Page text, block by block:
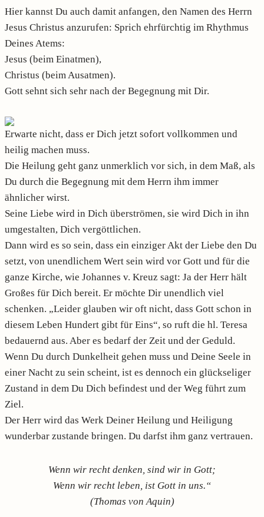
Hier kannst Du auch damit anfangen, den Namen des Herrn
Jesus Christus anzurufen: Sprich ehrfürchtig im Rhythmus
Deines Atems:
Jesus (beim Einatmen),
Christus (beim Ausatmen).
Gott sehnt sich sehr nach der Begegnung mit Dir.
Erwarte nicht, dass er Dich jetzt sofort vollkommen und
heilig machen muss.
Die Heilung geht ganz unmerklich vor sich, in dem Maß, als
Du durch die Begegnung mit dem Herrn ihm immer
ähnlicher wirst.
Seine Liebe wird in Dich überströmen, sie wird Dich in ihn
umgestalten, Dich vergöttlichen.
Dann wird es so sein, dass ein einziger Akt der Liebe den Du
setzt, von unendlichem Wert sein wird vor Gott und für die
ganze Kirche, wie Johannes v. Kreuz sagt: Ja der Herr hält
Großes für Dich bereit. Er möchte Dir unendlich viel
schenken. „Leider glauben wir oft nicht, dass Gott schon in
diesem Leben Hundert gibt für Eins“, so ruft die hl. Teresa
bedauernd aus. Aber es bedarf der Zeit und der Geduld.
Wenn Du durch Dunkelheit gehen muss und Deine Seele in
einer Nacht zu sein scheint, ist es dennoch ein glückseliger
Zustand in dem Du Dich befindest und der Weg führt zum
Ziel.
Der Herr wird das Werk Deiner Heilung und Heiligung
wunderbar zustande bringen. Du darfst ihm ganz vertrauen.
Wenn wir recht denken, sind wir in Gott;
Wenn wir recht leben, ist Gott in uns.“
(Thomas von Aquin)